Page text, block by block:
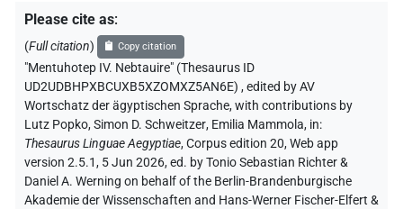
Please cite as:
(Full citation) Copy citation
"Mentuhotep IV. Nebtauire" (Thesaurus ID
UD2UDBHPXBCUXB5XZOMXZ5AN6E) ,edited by AV
Wortschatz der ägyptischen Sprache,with contributions by
Lutz Popko,Simon D. Schweitzer, Emilia Mammola, in:
Thesaurus Linguae Aegyptiae,Corpus edition 20, Web app
version 2.5.1, 5 Jun 2026, ed. by Tonio Sebastian Richter &
Daniel A. Werning on behalf of the Berlin-Brandenburgische
Akademie der Wissenschaften and Hans-Werner Fischer-Elfert &